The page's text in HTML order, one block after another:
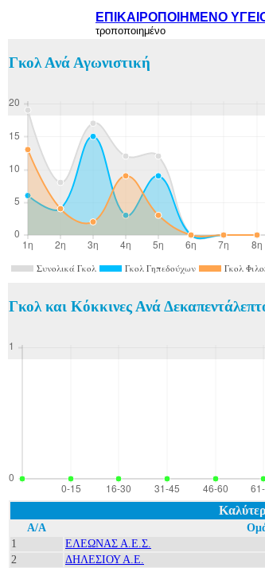
ΕΠΙΚΑΙΡΟΠΟΙΗΜΕΝΟ
τροποποιημένο
Γκολ Ανά Αγωνιστική
Συνολικά Γκολ Γκολ Γηπεδούχων Γκολ
Γκολ και Κόκκινες Ανά
Α/Α
1
ΕΛΕΩΝΑΣ Α.Ε.Σ.
2
ΔΗΛΕΣΙΟΥ Α.Ε.